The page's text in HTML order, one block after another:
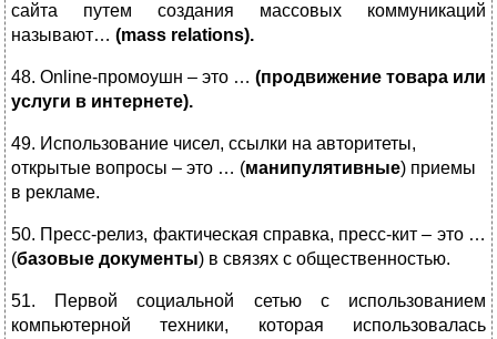
сайта путем создания массовых коммуникаций
называют… (mass relations).
48. Online-промоушн – это … (продвижение товара или
услуги в интернете).
49. Использование чисел, ссылки на авторитеты,
открытые вопросы – это … (манипулятивные) приемы
в рекламе.
50. Пресс-релиз, фактическая справка, пресс-кит – это …
(базовые документы) в связях с общественностью.
51. Первой социальной сетью с использованием
компьютерной техники, которая использовалась